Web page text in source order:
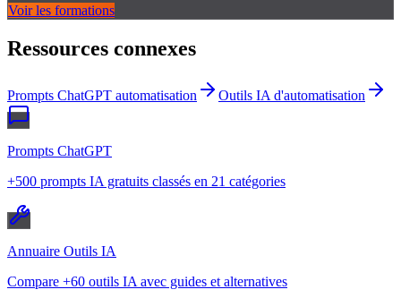
Voir les formations
Ressources connexes
Prompts ChatGPT automatisation Outils IA d'automatisation
Prompts ChatGPT
+500 prompts IA gratuits classés en 21 catégories
Annuaire Outils IA
Compare +60 outils IA avec guides et alternatives